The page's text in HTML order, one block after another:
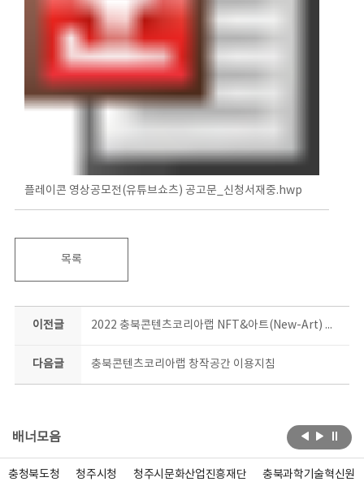
플레이콘 영상공모전(유튜브쇼츠) 공고문_신청서재중.hwp
목록
이전글 2022 충북콘텐츠코리아랩 NFT&아트(New-Art) 클래스 참가자 모집
다음글 충북콘텐츠코리아랩 창작공간 이용지침
배너모음
충청북도청 청주시청 청주시문화산업진흥재단 충북과학기술혁신원